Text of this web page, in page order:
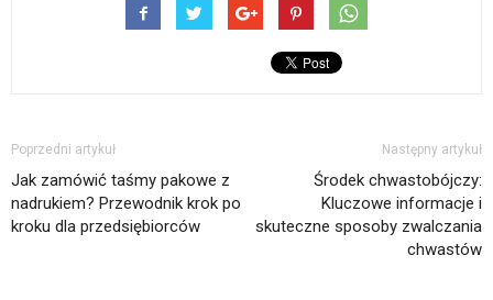
Poprzedni artykuł
Jak zamówić taśmy pakowe z
nadrukiem? Przewodnik krok po
kroku dla przedsiębiorców
Następny artykuł
Środek chwastobójczy:
Kluczowe informacje i
skuteczne sposoby zwalczania
chwastów